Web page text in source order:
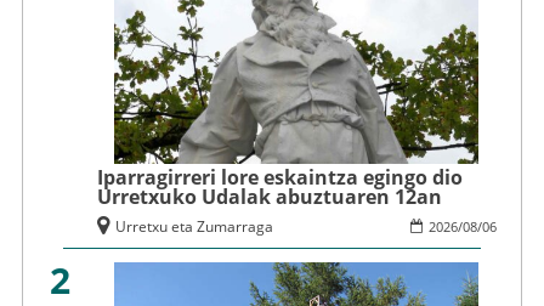
Iparragirreri lore eskaintza egingo dio
Urretxuko Udalak abuztuaren 12an
2026/08/06
Urretxu eta Zumarraga
2